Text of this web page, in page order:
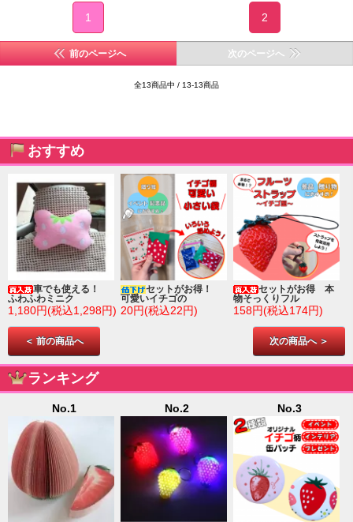
1 2
前のページへ 次のページへ
全13商品中 / 13-13商品
おすすめ
車でも使える！
ふわふわミニク
1,180円(税込1,298円)
セットがお得！
可愛いイチゴの
20円(税込22円)
セットがお得 本
物そっくりフル
158円(税込174円)
＜ 前の商品へ 次の商品へ ＞
ランキング
No.1 No.2 No.3